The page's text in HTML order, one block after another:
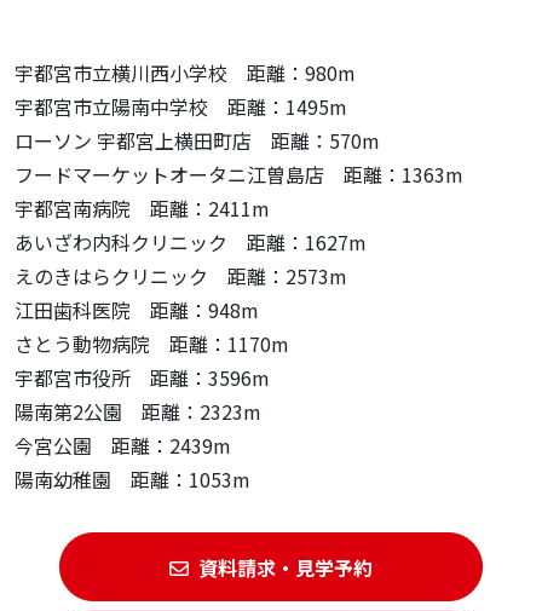
宇都宮市立横川西小学校 距離：980m
宇都宮市立陽南中学校 距離：1495m
ローソン 宇都宮上横田町店 距離：570m
フードマーケットオータニ江曽島店 距離：1363m
宇都宮南病院 距離：2411m
あいざわ内科クリニック 距離：1627m
えのきはらクリニック 距離：2573m
江田歯科医院 距離：948m
さとう動物病院 距離：1170m
宇都宮市役所 距離：3596m
陽南第2公園 距離：2323m
今宮公園 距離：2439m
陽南幼稚園 距離：1053m
資料請求・見学予約